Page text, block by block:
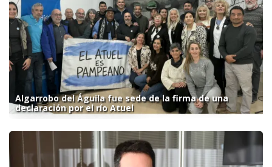
Algarrobo del Águila fue sede de la firma de una
declaración por el río Atuel